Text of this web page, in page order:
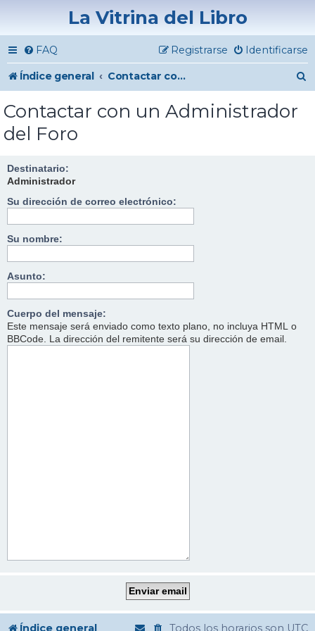
La Vitrina del Libro
FAQ Identificarse
Registrarse
Índice general Contactar con un Administrador del Foro
Contactar con un Administrador
del Foro
Destinatario:
Administrador
Su dirección de correo electrónico:
Su nombre:
Asunto:
Cuerpo del mensaje:
Este mensaje será enviado como texto plano, no incluya HTML o
BBCode. La dirección del remitente será su dirección de email.
Índice general Todos los horarios son UTC